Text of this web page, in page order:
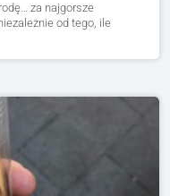
za najgorsze
od tego, ile